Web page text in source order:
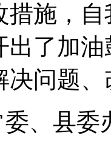
措施，
出了加
决问题
、县委